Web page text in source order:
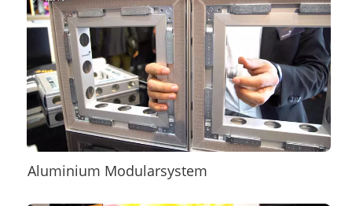
Aluminium Modularsystem